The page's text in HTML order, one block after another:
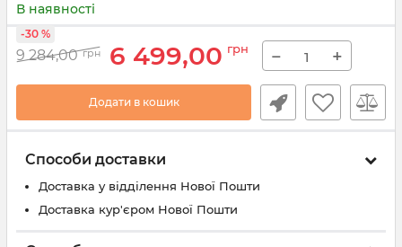
В наявності
9 284,00 грн 6 499,00 грн
-30 %
− +
Додати в кошик
Способи доставки
Доставка у відділення Нової Пошти
Доставка кур'єром Нової Пошти